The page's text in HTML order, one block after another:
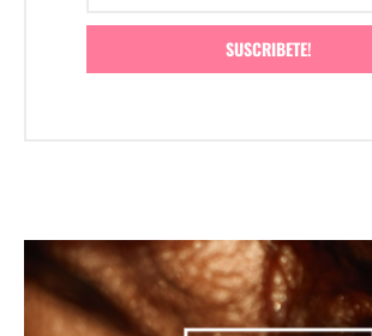
SUSCRIBETE!